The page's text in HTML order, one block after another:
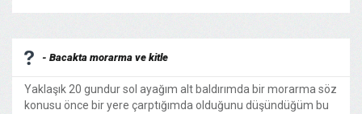
- Bacakta morarma ve kitle
Yaklaşık 20 gundur sol ayağım alt baldırımda bir morarma söz
konusu önce bir yere çarptığımda olduğunu düşündüğüm bu